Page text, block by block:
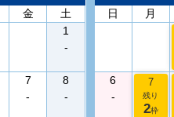
金
土
1
-
7
-
8
-
日
月
6
-
7
残り
2枠